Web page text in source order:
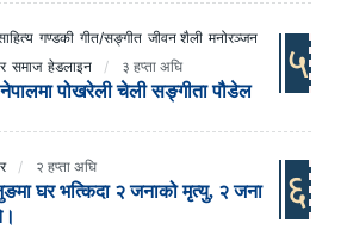
गण्डकी गीत/सङ्गीत जीवन शैली मनोरञ्जन
समाज हेडलाइन ३ हप्ता अघि
पोखरेली चेली सङ्गीता पौडेल
५
२ हप्ता अघि
घर भत्किदा २ जनाको मृत्यु, २ जना
६